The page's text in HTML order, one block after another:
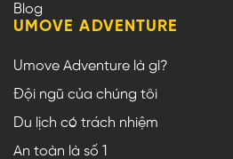
Blog
UMOVE ADVENTURE
Umove Adventure là gì?
Đội ngũ của chúng tôi
Du lịch có trách nhiệm
An toàn là số 1